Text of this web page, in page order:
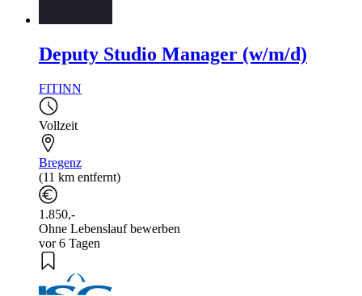
Deputy Studio Manager (w/m/d)
FITINN
Vollzeit
Bregenz
(11 km entfernt)
1.850,-
Ohne Lebenslauf bewerben
vor 6 Tagen